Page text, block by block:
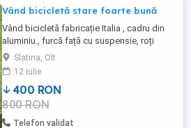
Vând bicicletă stare foarte bună
Vând bicicletă fabricație Italia , cadru din
aluminiu., furcă față cu suspensie, roți
26,5Slatina, Olt
12 iulie
400 RON
800 RON
Telefon validat